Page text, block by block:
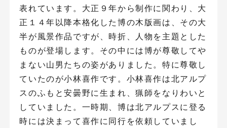
表れています。大正９年から制作に関わり、大
正１４年以降本格化した博の木版画は、その大
半が風景作品ですが、時折、人物を主題とした
ものが登場します。その中には博が尊敬してや
まない山男たちの姿がありました。特に尊敬し
ていたのが小林喜作です。小林喜作は北アルプ
スのふもと安曇野に生まれ、猟師をなりわいと
していました。一時期、博は北アルプスに登る
時には決まって喜作に同行を依頼していまし